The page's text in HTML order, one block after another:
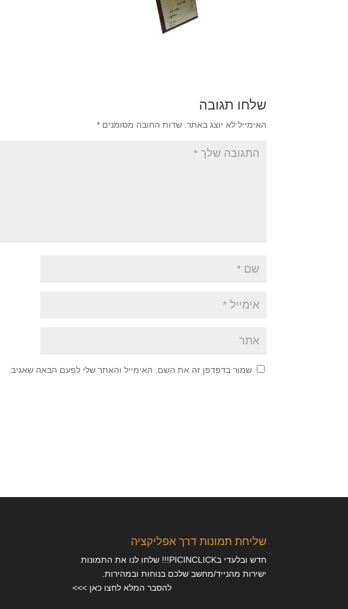
שלחו תגובה
האימייל לא יוצג באתר. שדות החובה מסומנים*
שמור בדפדפן זה את השם, האימייל והאתר שלי לפעם הבאה שאגיב.
שליחת תמונות דרך אפליקציה
חדש ובלעדי בPICINCLICK!!! שלחו לנו את התמונות
ישירות מהנייד/מחשב שלכם בנוחות ובמהירות.
להסבר המלא לחצו כאן >>>